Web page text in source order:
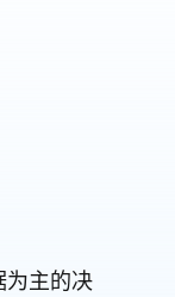
为主的决